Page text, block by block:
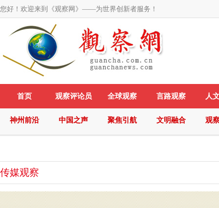
您好！欢迎来到《观察网》——为世界创新者服务！
首页 观察评论员 全球观察 言路观察 人
神州前沿 中国之声 聚焦引航 文明融合 观
传媒观察